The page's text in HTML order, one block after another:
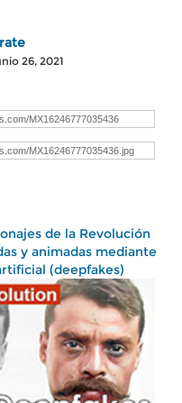
26, 2021
de la Revolución
y animadas mediante
(deepfakes)